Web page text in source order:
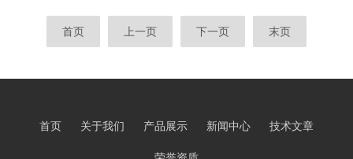
散射的绝对测量能力相结合，成为了一把能够
而多角度光散射蛋白纯化系统作为一种先进的
多角度光散射检测模块组成。分离模块通常采
等，其作用是将混合样品中的不同蛋白质分离
核心部分，它利用光散射原理，通过测量不同
首页 上一页 下一页 末页
首页 关于我们 产品展示 新闻中心 技术文章